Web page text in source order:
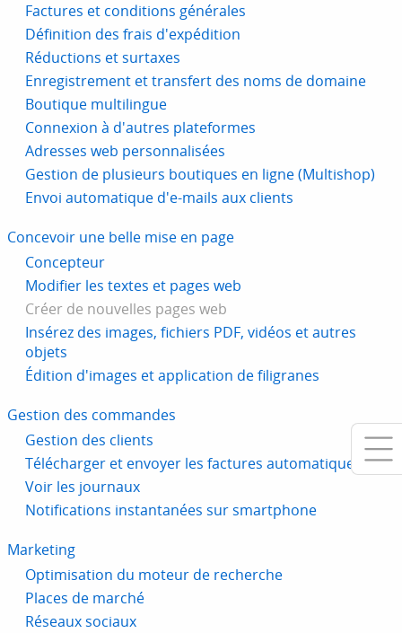
Factures et conditions générales
Définition des frais d'expédition
Réductions et surtaxes
Enregistrement et transfert des noms de domaine
Boutique multilingue
Connexion à d'autres plateformes
Adresses web personnalisées
Gestion de plusieurs boutiques en ligne (Multishop)
Envoi automatique d'e-mails aux clients
Concevoir une belle mise en page
Concepteur
Modifier les textes et pages web
Créer de nouvelles pages web
Insérez des images, fichiers PDF, vidéos et autres
objets
Édition d'images et application de filigranes
Gestion des commandes
Gestion des clients
Télécharger et envoyer les factures automatiquement
Voir les journaux
Notifications instantanées sur smartphone
Marketing
Optimisation du moteur de recherche
Places de marché
Réseaux sociaux